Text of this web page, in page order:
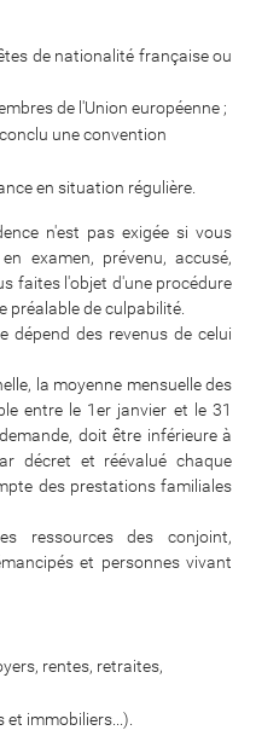
de nationalité française ou
de l'Union européenne ;
une convention
en situation régulière.
n'est pas exigée si vous
examen, prévenu, accusé,
faites l'objet d'une procédure
préalable de culpabilité.
dépend des revenus de celui
la moyenne mensuelle des
entre le 1er janvier et le 31
doit être inférieure à
décret et réévalué chaque
des prestations familiales
ressources des conjoint,
et personnes vivant
rentes, retraites,
et immobiliers...).